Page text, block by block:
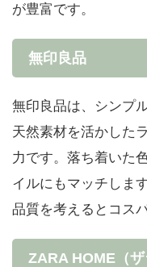
が豊富です。
無印良品
無印良品は、シンプ
天然素材を活かした
力です。落ち着いた
イルにもマッチしま
品質を考えるとコス
ZARA HOME（ザ